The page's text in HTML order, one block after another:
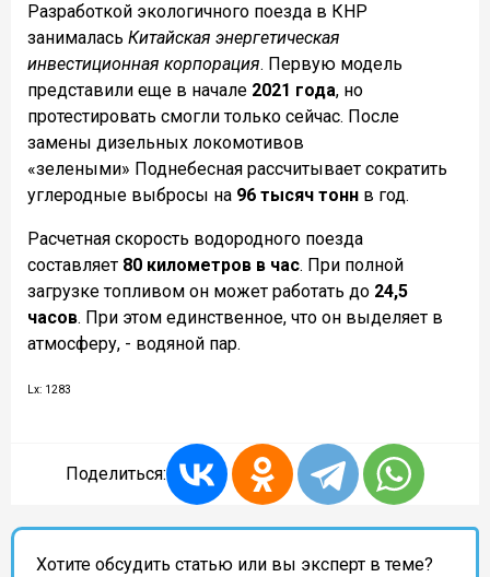
Разработкой экологичного поезда в КНР
занималась Китайская энергетическая
инвестиционная корпорация. Первую модель
представили еще в начале 2021 года, но
протестировать смогли только сейчас. После
замены дизельных локомотивов
«зелеными» Поднебесная рассчитывает сократить
углеродные выбросы на 96 тысяч тонн в год.
Расчетная скорость водородного поезда
составляет 80 километров в час. При полной
загрузке топливом он может работать до 24,5
часов. При этом единственное, что он выделяет в
атмосферу, - водяной пар.
Lx: 1283
Поделиться:
Хотите обсудить статью или вы эксперт в теме?